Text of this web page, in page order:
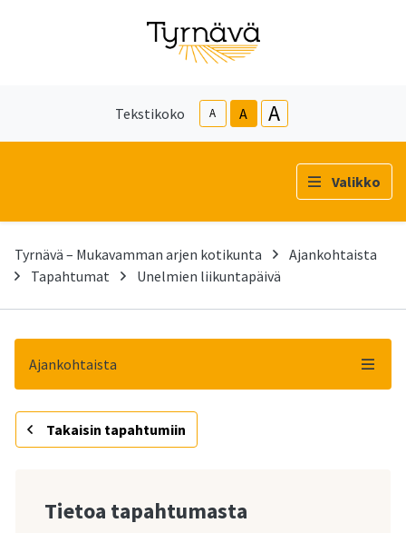
Tekstikoko A A A
Valikko
Tyrnävä – Mukavamman arjen kotikunta
Ajankohtaista
Tapahtumat
Unelmien liikuntapäivä
Ajankohtaista
Takaisin tapahtumiin
Tietoa tapahtumasta